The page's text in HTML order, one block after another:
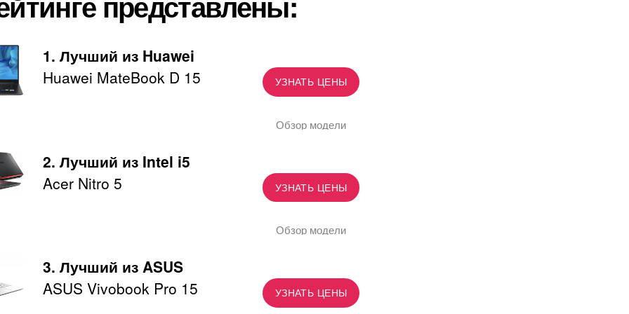
1. Лучший из Huawei
Huawei MateBook D 15
УЗНАТЬ ЦЕНЫ
Обзор модели
2. Лучший из Intel i5
Acer Nitro 5
УЗНАТЬ ЦЕНЫ
Обзор модели
3. Лучший из ASUS
ASUS Vivobook Pro 15
УЗНАТЬ ЦЕНЫ